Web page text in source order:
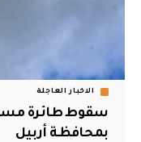
الاخبار العاجلة
سقوط طائرة
بمحافظة أربيل